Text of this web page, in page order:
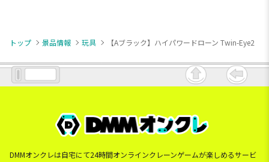
トップ 景品情報 玩具 【Aブラック】ハイパワードローン Twin-Eye2
DMMオンクレは自宅にて24時間オンラインクレーンゲームが楽しめるサービ